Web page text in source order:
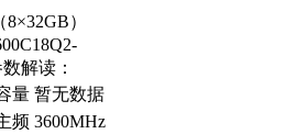
）
解读：
量 暂无数据
频 3600MHz